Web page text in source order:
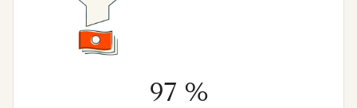
97 %